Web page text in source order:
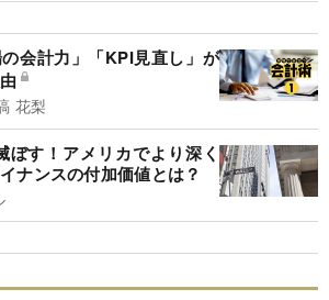
会計力」「KPI見直し」が
花梨
ぼす！アメリカでより深く
ナンスの付加価値とは？